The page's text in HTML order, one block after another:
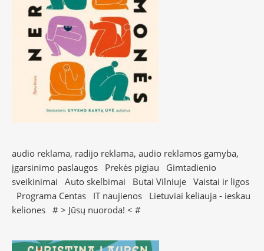
audio reklama, radijo reklama, audio reklamos gamyba,
įgarsinimo paslaugos
Prekės pigiau
Gimtadienio
sveikinimai
Auto skelbimai Butai Vilniuje Vaistai ir ligos
Programa Centas
IT naujienos
Lietuviai keliauja - ieskau
keliones # > Jūsų nuoroda! < #